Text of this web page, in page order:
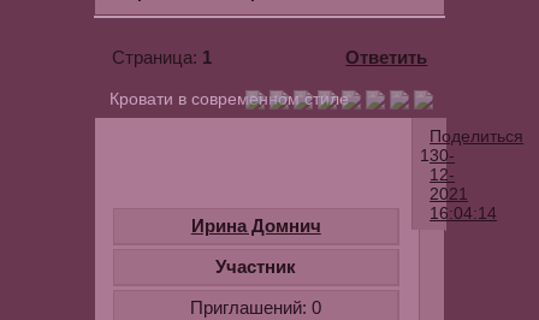
Кровати в современном стиле
Страница: 1 Ответить
Поделиться
130-
12-
2021
16:04:14
Ирина Домнич
Участник
Приглашений: 0